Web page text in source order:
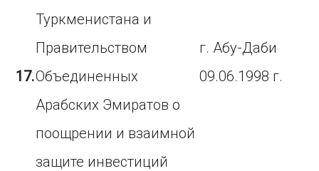
17.
Туркменистана и
Правительством
Объединенных
Арабских Эмиратов о
поощрении и взаимной
защите инвестиций
г. Абу-Даби
09.06.1998 г.